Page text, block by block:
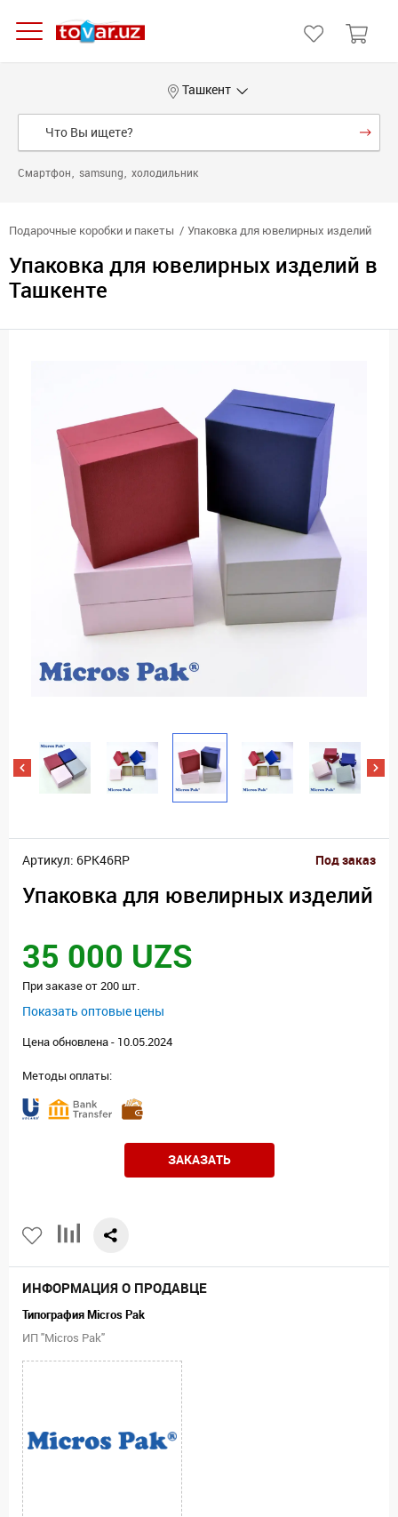
Ташкент
Смартфон samsung холодильник
Подарочные коробки и пакеты Упаковка для ювелирных изделий
Упаковка для ювелирных изделий в
Ташкенте
Артикул: 6PK46RP Под заказ
Упаковка для ювелирных изделий
35 000 UZS
При заказе от 200 шт.
Показать оптовые цены
Цена обновлена - 10.05.2024
Методы оплаты:
ЗАКАЗАТЬ
ИНФОРМАЦИЯ О ПРОДАВЦЕ
Типография Micros Pak
ИП "Micros Pak"